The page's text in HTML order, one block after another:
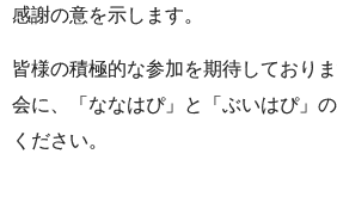
感謝の意を示します。
皆様の積極的な参加を期待しており
会に、「ななはぴ」と「ぶいはぴ」
ください。